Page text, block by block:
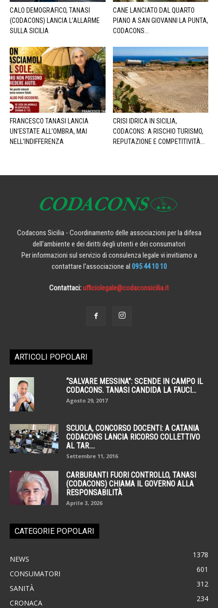
CALO DEMOGRAFICO, TANASI
(CODACONS) LANCIA L’ALLARME
SULLA SICILIA
CANE LANCIATO DAL QUARTO
PIANO A SAN GIOVANNI LA PUNTA,
CODACONS...
FRANCESCO TANASI LANCIA
UN’ESTATE ALL’OMBRA, MAI
NELL’INDIFFERENZA
CRISI IDRICA IN SICILIA,
CODACONS: A RISCHIO TURISMO,
REPUTAZIONE E COMPETITIVITÀ...
Codacons Sicilia - Coordinamento delle associazioni per la difesa
dell'ambiente e dei diritti degli utenti e dei consumatori
Per informazioni sul servizio di consulenza legale vi invitiamo a
contattare l'associazione al 095 44 10 10
Contattaci:ufficiolegale@codaconsicilia.it
ARTICOLI POPOLARI
“SALVARE MESSINA”: SCENDE IN CAMPO IL
CODACONS. TANASI CANDIDA LA FAUCI...
Agosto 29, 2017
SCUOLA, CONCORSO DOCENTI: A CATANIA
CODACONS LANCIA RICORSO COLLETTIVO
AL TAR....
Settembre 11, 2016
CARBURANTI FUORI CONTROLLO, TANASI
(CODACONS) CHIAMA IL GOVERNO ALLA
RESPONSABILITÀ
Aprile 3, 2026
CATEGORIE POPOLARI
NEWS 1378
CONSUMATORI 601
SANITÀ 312
CRONACA 234